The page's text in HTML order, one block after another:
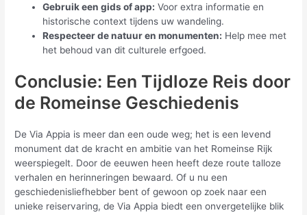
Gebruik een gids of app: Voor extra informatie en
historische context tijdens uw wandeling.
Respecteer de natuur en monumenten: Help mee met
het behoud van dit culturele erfgoed.
Conclusie: Een Tijdloze Reis door
de Romeinse Geschiedenis
De Via Appia is meer dan een oude weg; het is een levend
monument dat de kracht en ambitie van het Romeinse Rijk
weerspiegelt. Door de eeuwen heen heeft deze route talloze
verhalen en herinneringen bewaard. Of u nu een
geschiedenisliefhebber bent of gewoon op zoek naar een
unieke reiservaring, de Via Appia biedt een onvergetelijke blik